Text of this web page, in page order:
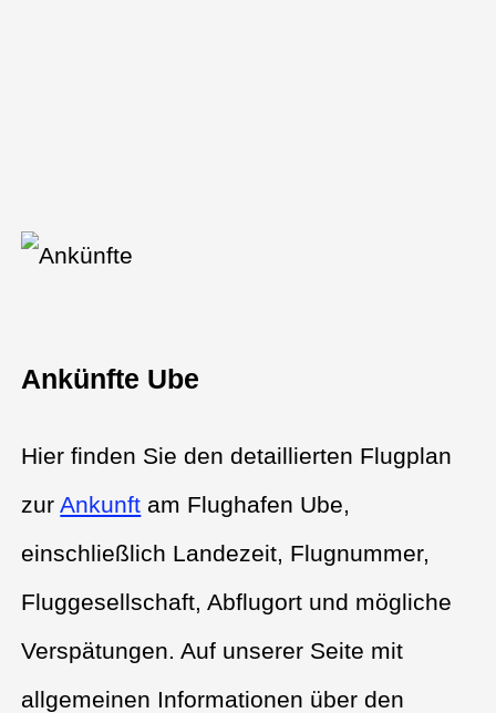
Ankünfte Ube
Hier finden Sie den detaillierten Flugplan
zurAnkunft am Flughafen Ube,
einschließlich Landezeit, Flugnummer,
Fluggesellschaft, Abflugort und mögliche
Verspätungen. Auf unserer Seite mit
allgemeinen Informationen über den